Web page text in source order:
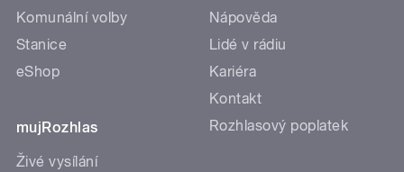
Komunální volby
Stanice
eShop
mujRozhlas
Živé vysílání
Nápověda
Lidé v rádiu
Kariéra
Kontakt
Rozhlasový poplatek